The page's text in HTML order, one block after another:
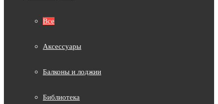
Все
Аксессуары
Балконы и лоджии
Библиотека